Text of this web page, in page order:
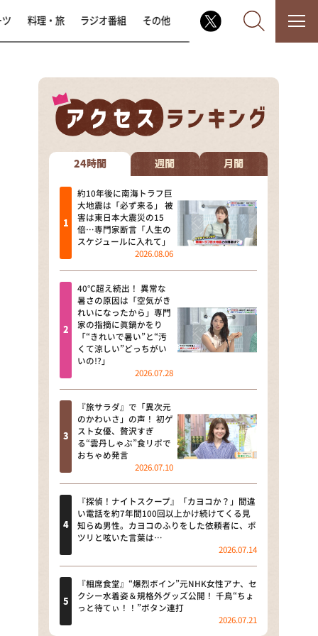
なるみ・岡村の過ぎるTV
相席食堂
これ余談なんですけど・・・
～人生密着トークバラエティ！
～ やすとものいたって真剣です
探偵！ナイトスクープ
news おかえり
河合＆A.B.C-Z塚田×福井アナ
「なんでやねん！？」（news お
かえり）
DAIGOも台所 ～きょうの献立 何
にする？～
本日はダイアンなり！シーズン２
朝だ！生です旅サラダ
教えて！ニュースライブ 正義の
ミカタ
ＬＩＦＥ～夢のカタチ～
新婚さんいらっしゃい！
ポツンと一軒家
ザキ山小屋本館
料理・旅 ラジオ番組 その他
24時間 週間 月間
約10年後に南海トラフ巨
大地震は「必ず来る」 被
害は東日本大震災の15
倍…専門家断言「人生の
スケジュールに入れて」
2026.08.06
40℃超え続出！ 異常な
暑さの原因は「空気がき
れいになったから」専門
家の指摘に眞鍋かをり
「“きれいで暑い”と“汚
くて涼しい”どっちがい
いの!?」
2026.07.28
『旅サラダ』で「異次元
のかわいさ」の声！ 初ゲ
スト女優、贅沢すぎ
る“雲丹しゃぶ”食リポで
おちゃめ発言
2026.07.10
『探偵！ナイトスクープ』「カヨコか？」間違
い電話を約7年間100回以上かけ続けてくる見
知らぬ男性。カヨコのふりをした依頼者に、ポ
ツリと呟いた言葉は…
2026.07.14
『相席食堂』“爆烈ボイン”元NHK女性アナ、セ
クシー水着姿＆規格外グッズ公開！ 千鳥“ちょ
っと待てぃ！！”ボタン連打
2026.07.21